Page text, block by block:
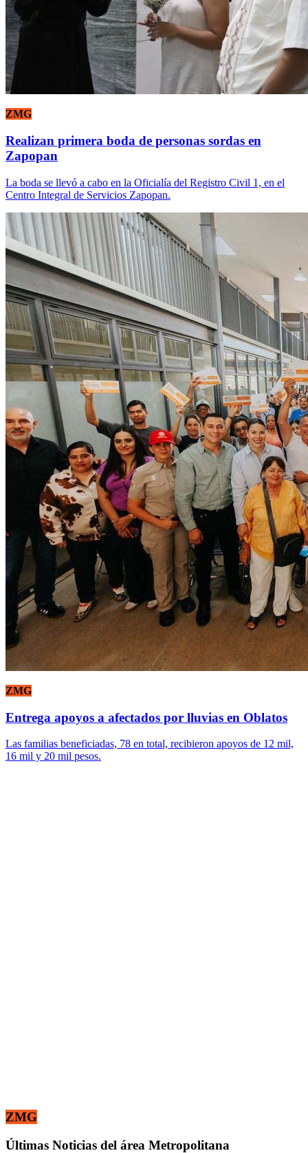
ZMG
Realizan primera boda de personas sordas en
Zapopan
La boda se llevó a cabo en la Oficialía del Registro Civil 1, en el
Centro Integral de Servicios Zapopan.
ZMG
Entrega apoyos a afectados por lluvias en Oblatos
Las familias beneficiadas, 78 en total, recibieron apoyos de 12 mil,
16 mil y 20 mil pesos.
ZMG
Últimas Noticias del área Metropolitana